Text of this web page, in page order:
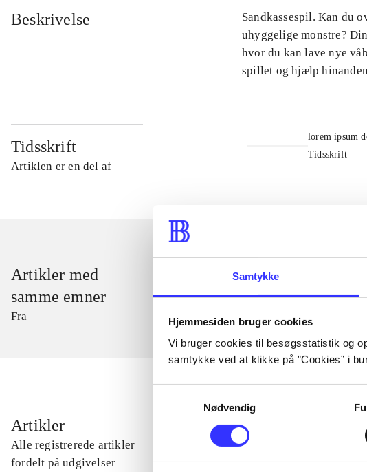
Samtykke
Hjemmesiden bruger cookies
Vi bruger cookies til besøgsstatistik og
samtykke ved at klikke på ”Cookies” i
Nødvendig
Beskrivelse
Sandkassespil. Kan du
uhyggelige monstre?
hvor du kan lave nye
spillet og hjælp
Tidsskrift
Artiklen er en del af
lorem ipsum
Tidsskrift
Artikler med
samme emner
Fra
Artikler
Alle registrerede artikler
fordelt på udgivelser
...
...